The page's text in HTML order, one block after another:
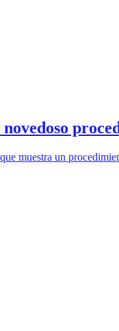
muestra un